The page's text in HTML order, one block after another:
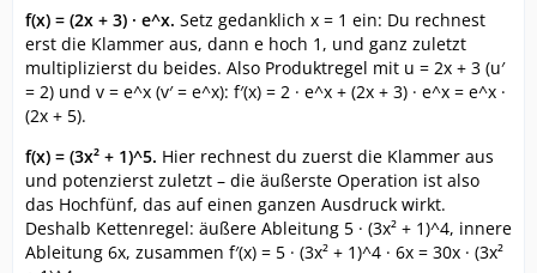
f(x) = (2x + 3) · e^x. Setz gedanklich x = 1 ein: Du rechnest
erst die Klammer aus, dann e hoch 1, und ganz zuletzt
multiplizierst du beides. Also Produktregel mit u = 2x + 3 (u′
= 2) und v = e^x (v′ = e^x): f′(x) = 2 · e^x + (2x + 3) · e^x = e^x ·
(2x + 5).
f(x) = (3x² + 1)^5. Hier rechnest du zuerst die Klammer aus
und potenzierst zuletzt – die äußerste Operation ist also
das Hochfünf, das auf einen ganzen Ausdruck wirkt.
Deshalb Kettenregel: äußere Ableitung 5 · (3x² + 1)^4, innere
Ableitung 6x, zusammen f′(x) = 5 · (3x² + 1)^4 · 6x = 30x · (3x²